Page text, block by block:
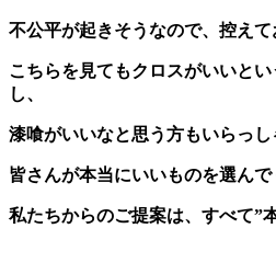
不公平が起きそうなので、控えて
こちらを見てもクロスがいいと
し、
漆喰がいいなと思う方もいらっし
皆さんが本当にいいものを選んで
私たちからのご提案は、すべて”